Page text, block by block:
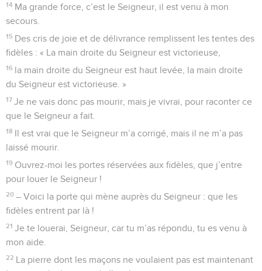
14 Ma grande force, c’est le Seigneur, il est venu à mon
secours.
15 Des cris de joie et de délivrance remplissent les tentes des
fidèles : « La main droite du Seigneur est victorieuse,
16 la main droite du Seigneur est haut levée, la main droite
du Seigneur est victorieuse. »
17 Je ne vais donc pas mourir, mais je vivrai, pour raconter ce
que le Seigneur a fait.
18 Il est vrai que le Seigneur m’a corrigé, mais il ne m’a pas
laissé mourir.
19 Ouvrez-moi les portes réservées aux fidèles, que j’entre
pour louer le Seigneur !
20 – Voici la porte qui mène auprès du Seigneur : que les
fidèles entrent par là !
21 Je te louerai, Seigneur, car tu m’as répondu, tu es venu à
mon aide.
22 La pierre dont les maçons ne voulaient pas est maintenant